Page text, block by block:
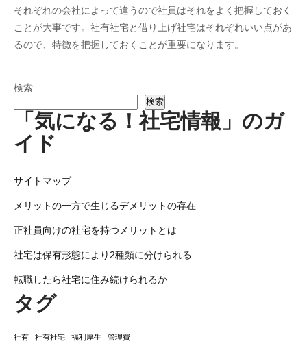
それぞれの会社によって違うので社員はそれをよく把握しておく
ことが大事です。社有社宅と借り上げ社宅はそれぞれいい点があ
るので、特徴を把握しておくことが重要になります。
検索
検索
「気になる！社宅情報」のガ
イド
サイトマップ
メリットの一方で生じるデメリットの存在
正社員向けの社宅を持つメリットとは
社宅は保有形態により2種類に分けられる
転職したら社宅に住み続けられるか
タグ
社有 社有社宅 福利厚生 管理費